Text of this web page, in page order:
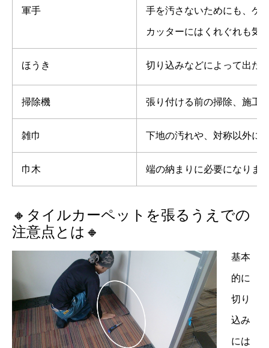
軍手 手を汚さないためにも、ケ
カッターにはくれぐれも気
ほうき 切り込みなどによって出た
掃除機 張り付ける前の掃除、施工
雑巾 下地の汚れや、対称以外に
巾木 端の納まりに必要になりま
🔸タイルカーペットを張るうえでの
注意点とは🔸
基本
的に
切り
込み
には